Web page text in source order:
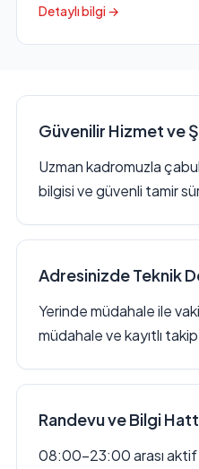
Detaylı bilgi →
Güvenilir Hizmet ve
Uzman kadromuzla
bilgisi ve güvenli tamir
Adresinizde Teknik
Yerinde müdahale ile
müdahale ve kayıtlı takip
Randevu ve Bilgi
08:00–23:00 arası